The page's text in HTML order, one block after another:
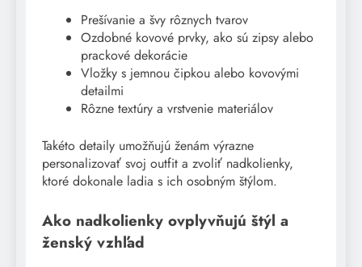
Prešívanie a švy rôznych tvarov
Ozdobné kovové prvky, ako sú zipsy alebo
prackové dekorácie
Vložky s jemnou čipkou alebo kovovými
detailmi
Rôzne textúry a vrstvenie materiálov
Takéto detaily umožňujú ženám výrazne
personalizovať svoj outfit a zvoliť nadkolienky,
ktoré dokonale ladia s ich osobným štýlom.
Ako nadkolienky ovplyvňujú štýl a
ženský vzhľad